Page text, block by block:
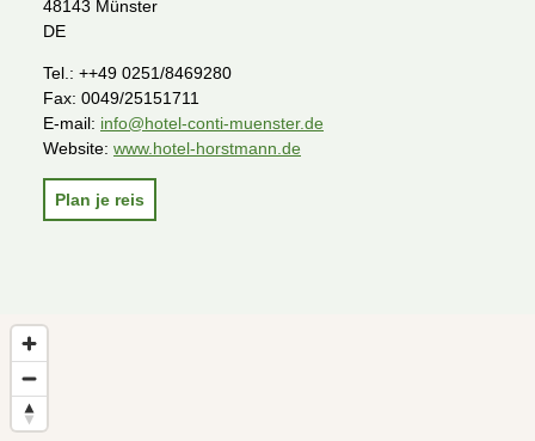
48143 Münster
DE
Tel.: ++49 0251/8469280
Fax: 0049/25151711
E-mail: info@hotel-conti-muenster.de
Website: www.hotel-horstmann.de
Plan je reis